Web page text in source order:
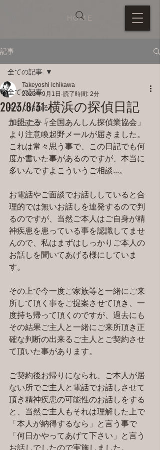
HOME
記事
全ての記事
今すぐ始める
コミュニティ
全ての記事
2023/8/31 横浜の探偵日記
Takeyoshi Ichikawa
2023年9月1日 読了時間: 2分
加盟する「全国あんしん探偵業協会」
より注意喚起野メールが届きました。
これは常々思う事で、この日記でも何
度か書いた事があるのですが、本当に
多いんですよこういうご相談...。
お電話やご面談でお話ししていると合
理的では無いお話しを連発するので判
るのですが、当然ご本人はご自身が精
神疾患を患っている事を認識してませ
んので、私はまずはしっかりご本人の
お話しを聞いてあげる様にしていま
す。
その上で今一度ご家族等と一緒にご来
所して頂く事をご提案させて頂き、一
度持ち帰って頂くのですが、過去にも
その結果ご主人と一緒にご来所頂き正
確な判断の出来るご主人とご契約させ
て頂いた事があります。
ご契約後お帰りになられ、ご本人が居
ない所でご主人と電話でお話しさせて
頂き精神疾患の可能性のお話しをする
と、当然ご主人もそれは理解した上で
「本人が納得するなら」と言う事で
「何日かやってあげて下さい」と言う
お話しでしたので実施しました。